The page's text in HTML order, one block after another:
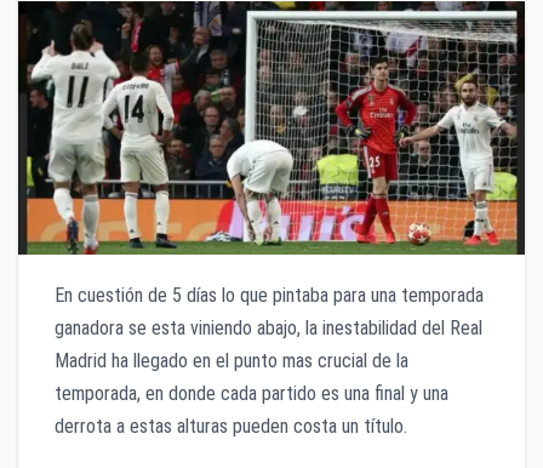
En cuestión de 5 días lo que pintaba para una temporada
ganadora se esta viniendo abajo, la inestabilidad del Real
Madrid ha llegado en el punto mas crucial de la
temporada, en donde cada partido es una final y una
derrota a estas alturas pueden costa un título.